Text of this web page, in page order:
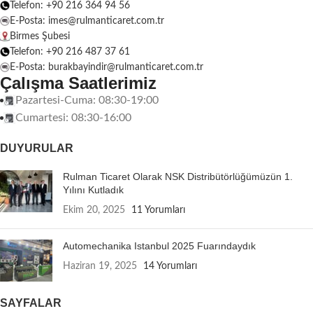
Telefon: +90 216 364 94 56
E-Posta: imes@rulmanticaret.com.tr
Birmes Şubesi
Telefon: +90 216 487 37 61
E-Posta: burakbayindir@rulmanticaret.com.tr
Çalışma Saatlerimiz
Pazartesi-Cuma: 08:30-19:00
Cumartesi: 08:30-16:00
DUYURULAR
Rulman Ticaret Olarak NSK Distribütörlüğümüzün 1.
Yılını Kutladık
Ekim 20, 2025 11 Yorumları
Automechanika Istanbul 2025 Fuarındaydık
Haziran 19, 2025 14 Yorumları
SAYFALAR